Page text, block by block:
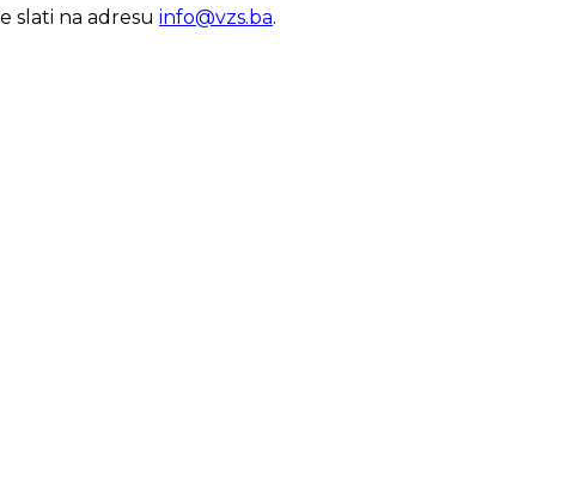
slati na adresu info@vzs.ba.